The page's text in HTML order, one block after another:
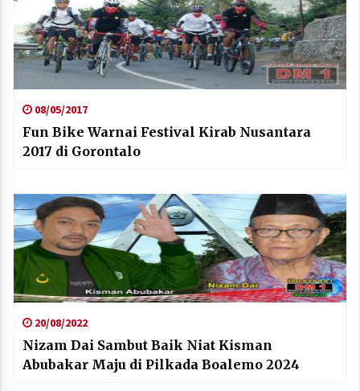
08/05/2017
Fun Bike Warnai Festival Kirab Nusantara
2017 di Gorontalo
20/08/2022
Nizam Dai Sambut Baik Niat Kisman
Abubakar Maju di Pilkada Boalemo 2024